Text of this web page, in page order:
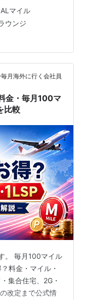
ナス・ラウンジ
利用額と旅行ス
きるように比較
らず、JALカード
しています。
マイル
ウンジ
月海外に行く会社員
金・毎月100マ
比較
。 毎月100マイル
料金・マイル・
集合住宅、2G・
改定まで公式情